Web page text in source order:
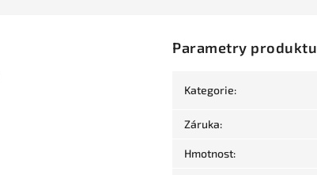
Parametry produktu
Kategorie:
Záruka:
Hmotnost: